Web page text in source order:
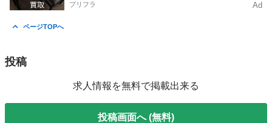
プリフラ Ad
ページTOPへ
投稿
求人情報を無料で掲載出来る
投稿画面へ (無料)